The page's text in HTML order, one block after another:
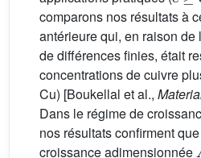
comparons nos résultats à
antérieure qui, en raison de
de différences finies, était
concentrations de cuivre
Cu) [Boukellal et al.,
Dans le régime de
nos résultats confirment
croissance adimensionnée